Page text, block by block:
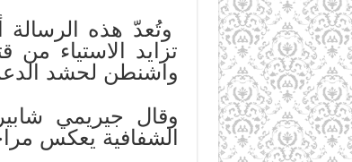
وتُعدّ هذه
تزايد الاستياء من
واشنطن لحشد
وقال جيريمي
الشفافية يعكس